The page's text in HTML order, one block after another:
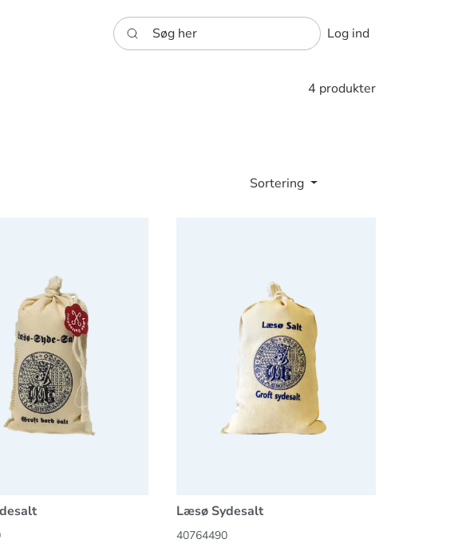
Søg her Log ind
4 produkter
Sortering
Læsø Sydesalt
40764490